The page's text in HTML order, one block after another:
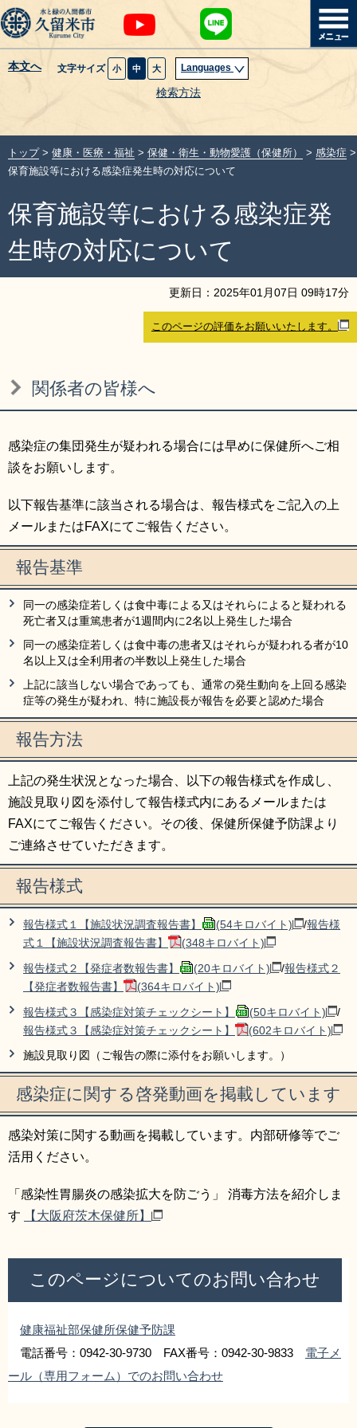
本文へ 文字サイズ 小 中 大 Languages
検索方法
暮らし・届出
健康・医療・福祉
観光魅力・イベント
創業・産業・ビジネス
組織から探す
RSS プライバシーポリシー
サイトについて
トップ> 健康・医療・福祉 > 保健・衛生・動物愛護（保健所） > 感染症 >
保育施設等における感染症発生時の対応について
保育施設等における感染症発
生時の対応について
更新日： 2025年01 月07日 09時17分
このページの評価をお願いいたします。
関係者の皆様へ
感染症の集団発生が疑われる場合には早めに保健所へご相
談をお願いします。
以下報告基準に該当される場合は、報告様式をご記入の上
メールまたはFAXにてご報告ください。
報告基準
同一の感染症若しくは食中毒による又はそれらによると疑われる
死亡者又は重篤患者が1週間内に2名以上発生した場合
同一の感染症若しくは食中毒の患者又はそれらが疑われる者が10
名以上又は全利用者の半数以上発生した場合
上記に該当しない場合であっても、通常の発生動向を上回る感染
症等の発生が疑われ、特に施設長が報告を必要と認めた場合
報告方法
上記の発生状況となった場合、以下の報告様式を作成し、
施設見取り図を添付して報告様式内にあるメールまたは
FAXにてご報告ください。その後、保健所保健予防課より
ご連絡させていただきます。
報告様式
報告様式１【施設状況調査報告書】 (54キロバイト) /報告様
式１【施設状況調査報告書】
(348キロバイト)
報告様式２【発症者数報告書】 (20キロバイト) /報告様式２
【発症者数報告書】
(364キロバイト)
報告様式３【感染症対策チェックシート】 (50キロバイト)
/
報告様式３【感染症対策チェックシート】
(602キロバイト)
施設見取り図（ご報告の際に添付をお願いします。）
感染症に関する啓発動画を掲載しています
感染対策に関する動画を掲載しています。内部研修等でご
活用ください。
「感染性胃腸炎の感染拡大を防ごう」 消毒方法を紹介しま
す
【大阪府茨木保健所】
このページについてのお問い合わせ
健康福祉部保健所保健予防課
電話番号：0942-30-9730 FAX番号：0942-30-9833 電子メ
ール（専用フォーム）でのお問い合わせ